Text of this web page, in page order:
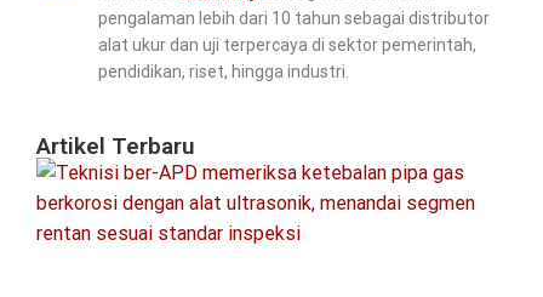
pengalaman lebih dari 10 tahun sebagai distributor
alat ukur dan uji terpercaya di sektor pemerintah,
pendidikan, riset, hingga industri.
Artikel Terbaru